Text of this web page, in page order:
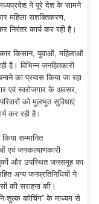
मध्यप्रदेश ने पूरे देश के सामने
महिला सशक्तिकरण,
निरंतर कार्य कर रही है।
किसान, युवाओं, महिलाओं
है। विभिन्न जनहितकारी
का प्रयास किया जा रहा
एवं स्वरोजगार के अवसर,
को मूलभूत सुविधाएं
कर रही है।
सम्मानित
एवं जनकल्याणकारी
और उपस्थित जनसमूह का
अन्य जनप्रतिनिधियों ने
की सराहना की।
कोचिंग” के माध्यम से